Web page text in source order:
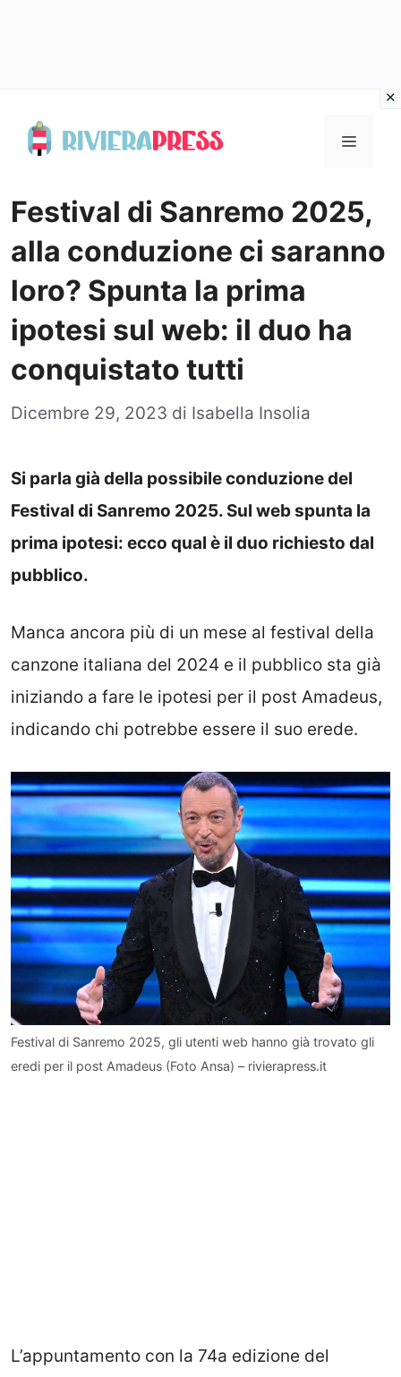
Menu
Festival di Sanremo 2025,
alla conduzione ci saranno
loro? Spunta la prima
ipotesi sul web: il duo ha
conquistato tutti
Dicembre 29, 2023 di Isabella Insolia
Si parla già della possibile conduzione del
Festival di Sanremo 2025. Sul web spunta la
prima ipotesi: ecco qual è il duo richiesto dal
pubblico.
Manca ancora più di un mese al festival della
canzone italiana del 2024 e il pubblico sta già
iniziando a fare le ipotesi per il post Amadeus,
indicando chi potrebbe essere il suo erede.
Festival di Sanremo 2025, gli utenti web hanno già trovato gli
eredi per il post Amadeus (Foto Ansa) – rivierapress.it
L’appuntamento con la 74a edizione del